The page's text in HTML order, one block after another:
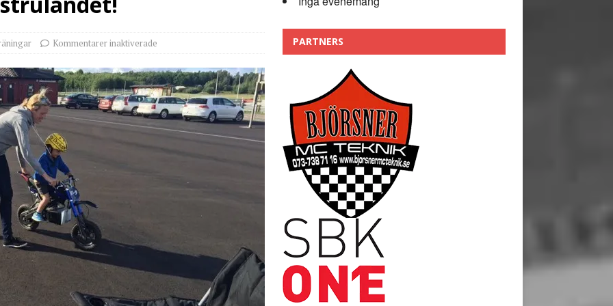
Trackdays 2026 Fullbokat – tack för ert stora intresse!
Kommentarer inaktiverade PARTNERS